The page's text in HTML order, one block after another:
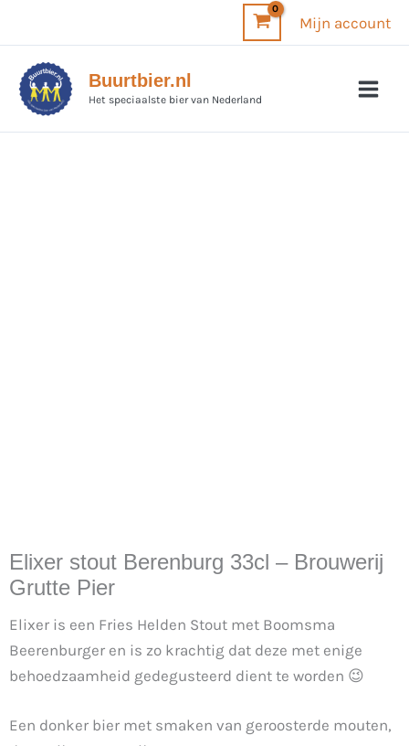
inhoud
Mijn account
Buurtbier.nl
Het speciaalste bier van Nederland
Elixer stout Berenburg 33cl – Brouwerij
Grutte Pier
Elixer is een Fries Helden Stout met Boomsma
Beerenburger en is zo krachtig dat deze met enige
behoedzaamheid gedegusteerd dient te worden 😉
Een donker bier met smaken van geroosterde mouten,